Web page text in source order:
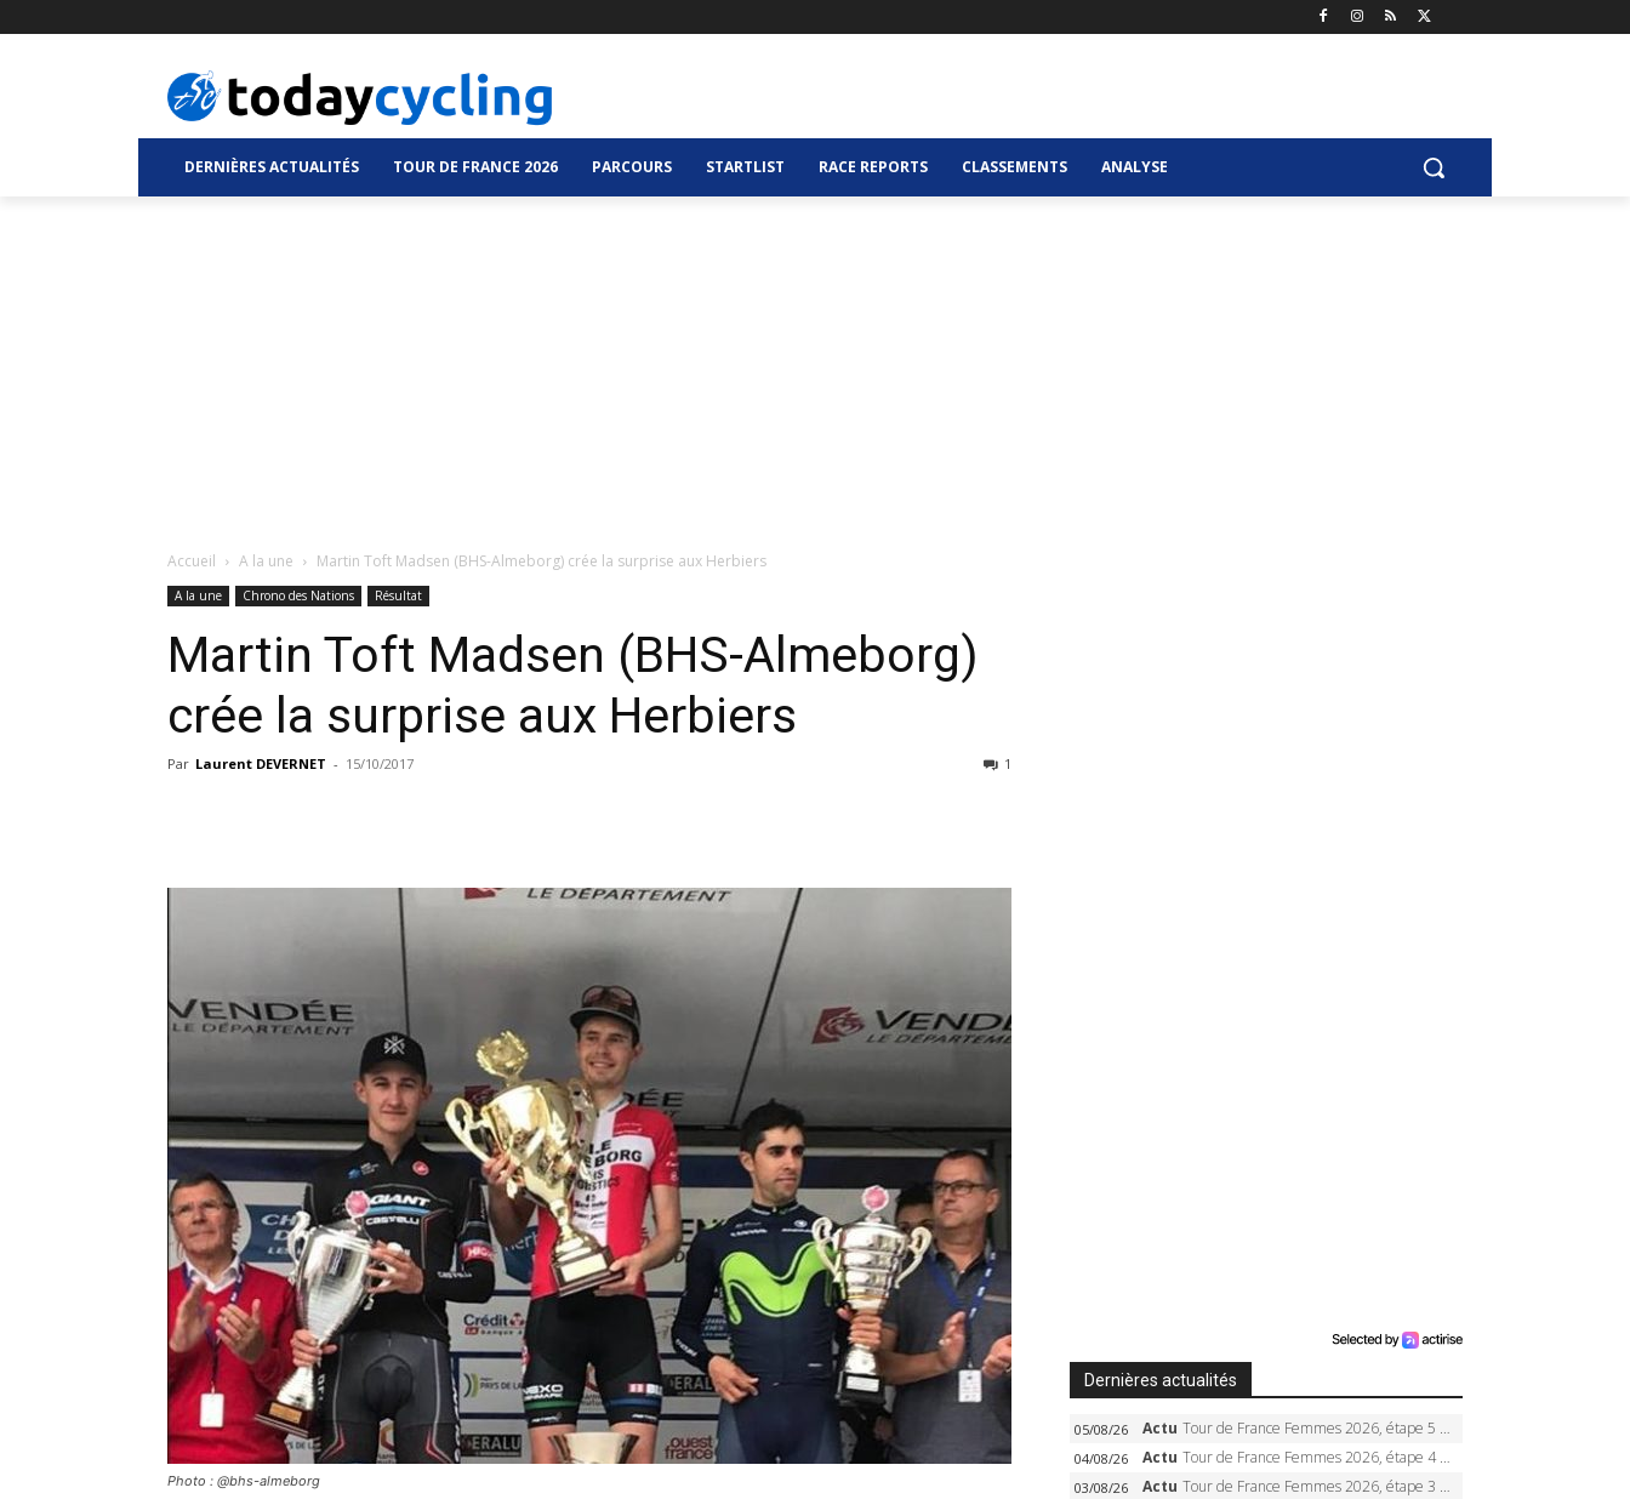
DERNIÈRES ACTUALITÉS TOUR DE FRANCE 2026 PARCOURS STARTLIST RACE REPORTS CLASSEMENTS ANALYSE
Accueil A la une Martin Toft Madsen (BHS-Almeborg) crée la surprise aux Herbiers
A la une Chrono des Nations Résultat
Martin Toft Madsen (BHS-Almeborg)
crée la surprise aux Herbiers
Par Laurent DEVERNET - 15/10/2017 1
Photo : @bhs-almeborg
Dernières actualités
05/08/26 Actu Tour de France Femmes 2026, étape 5 – Demi Vollering gagne à Belleville, Reusser en jaune, Ferrand-Prévot coule
04/08/26 Actu Tour de France Femmes 2026, étape 4 – Marlen Reusser écrase le chrono, Ferrand-Prévot en crise
03/08/26 Actu Tour de France Femmes 2026, étape 3 – Sigrid Haugset en solitaire, 88 km d’échappée, maillot jaune